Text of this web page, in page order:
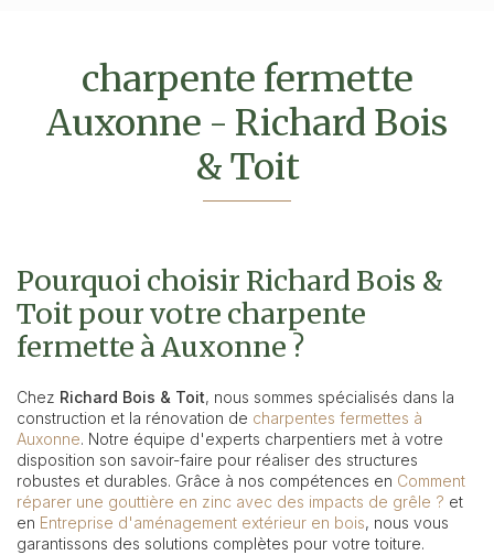
charpente fermette
Auxonne - Richard Bois
& Toit
Pourquoi choisir Richard Bois &
Toit pour votre charpente
fermette à Auxonne ?
Chez Richard Bois & Toit, nous sommes spécialisés dans la
construction et la rénovation de charpentes fermettes à
Auxonne. Notre équipe d'experts charpentiers met à votre
disposition son savoir-faire pour réaliser des structures
robustes et durables. Grâce à nos compétences en Comment
réparer une gouttière en zinc avec des impacts de grêle ? et
en Entreprise d'aménagement extérieur en bois, nous vous
garantissons des solutions complètes pour votre toiture.